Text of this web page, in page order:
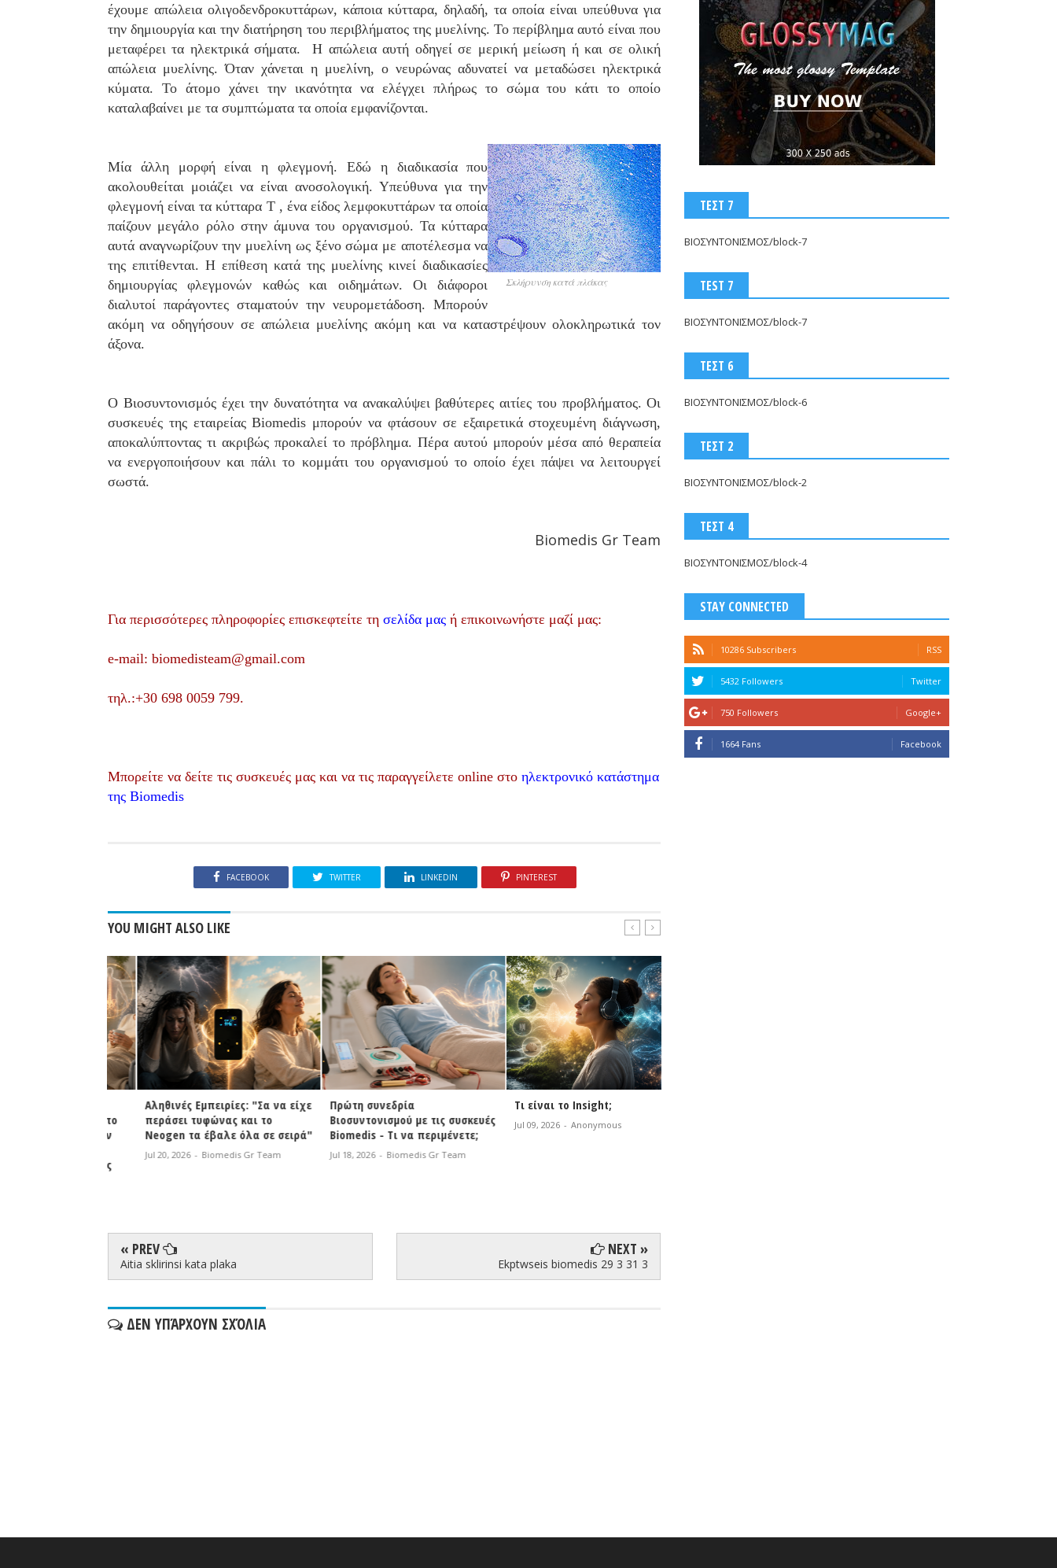
έχουμε απώλεια ολιγοδενδροκυττάρων, κάποια κύτταρα, δηλαδή, τα οποία είναι υπεύθυνα για
την δημιουργία και την διατήρηση του περιβλήματος της μυελίνης. Το περίβλημα αυτό είναι που
μεταφέρει τα ηλεκτρικά σήματα.
Η απώλεια αυτή οδηγεί σε μερική μείωση ή και σε ολική
απώλεια μυελίνης. Όταν χάνεται η μυελίνη, ο νευρώνας αδυνατεί να μεταδώσει ηλεκτρικά
κύματα. Το άτομο χάνει την ικανότητα να ελέγχει πλήρως το σώμα του κάτι το οποίο
καταλαβαίνει με τα συμπτώματα τα οποία εμφανίζονται.
Σκλήρυνση κατά πλάκας
Μία άλλη μορφή είναι η φλεγμονή. Εδώ η διαδικασία που
ακολουθείται μοιάζει να είναι ανοσολογική. Υπεύθυνα για την
φλεγμονή είναι τα κύτταρα Τ , ένα είδος λεμφοκυττάρων τα οποία
παίζουν μεγάλο ρόλο στην άμυνα του οργανισμού. Τα κύτταρα
αυτά αναγνωρίζουν την μυελίνη ως ξένο σώμα με αποτέλεσμα να
της επιτίθενται. Η επίθεση κατά της μυελίνης κινεί διαδικασίες
δημιουργίας φλεγμονών καθώς και οιδημάτων. Οι διάφοροι
διαλυτοί παράγοντες σταματούν την νευρομετάδοση. Μπορούν
ακόμη να οδηγήσουν σε απώλεια μυελίνης ακόμη και να καταστρέψουν ολοκληρωτικά τον
άξονα.
Ο Βιοσυντονισμός έχει την δυνατότητα να ανακαλύψει βαθύτερες αιτίες του προβλήματος. Οι
συσκευές της εταιρείας Biomedis μπορούν να φτάσουν σε εξαιρετικά στοχευμένη διάγνωση,
αποκαλύπτοντας τι ακριβώς προκαλεί το πρόβλημα. Πέρα αυτού μπορούν μέσα από θεραπεία
να ενεργοποιήσουν και πάλι το κομμάτι του οργανισμού το οποίο έχει πάψει να λειτουργεί
σωστά.
Biomedis Gr Team
Για περισσότερες πληροφορίες επισκεφτείτε τη σελίδα μας ή επικοινωνήστε μαζί μας:
e-mail: biomedisteam@gmail.com
τηλ.:+30 698 0059 799.
Μπορείτε να δείτε τις συσκευές μας και να τις παραγγείλετε online στο ηλεκτρονικό κατάστημα
της Biomedis
FACEBOOK TWITTER LINKEDIN PINTEREST
YOU MIGHT ALSO LIKE
Αληθινές Εμπειρίες: "Σα να είχε
περάσει τυφώνας και το
Neogen τα έβαλε όλα σε σειρά"
Jul 20, 2026 - Biomedis Gr Team
Πρώτη συνεδρία
Βιοσυντονισμού με τις συσκευές
Biomedis - Τι να περιμένετε;
Jul 18, 2026 - Biomedis Gr Team
Τι είναι το Insight;
Jul 09, 2026 - Anonymous
« PREV
Aitia sklirinsi kata plaka
NEXT »
Ekptwseis biomedis 29 3 31 3
ΔΕΝ ΥΠΆΡΧΟΥΝ ΣΧΌΛΙΑ
ΤΕΣΤ 7
ΒΙΟΣΥΝΤΟΝΙΣΜΟΣ/block-7
TEST 7
ΒΙΟΣΥΝΤΟΝΙΣΜΟΣ/block-7
ΤΕΣΤ 6
ΒΙΟΣΥΝΤΟΝΙΣΜΟΣ/block-6
ΤΕΣΤ 2
ΒΙΟΣΥΝΤΟΝΙΣΜΟΣ/block-2
ΤΕΣΤ 4
ΒΙΟΣΥΝΤΟΝΙΣΜΟΣ/block-4
STAY CONNECTED
10286 Subscribers RSS
5432 Followers Twitter
750 Followers Google+
1664 Fans Facebook